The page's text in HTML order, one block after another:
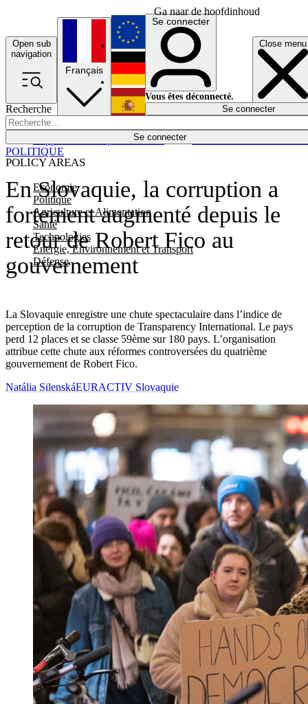
Ga naar de hoofdinhoud
Open sub
navigation
Close menu
Recherche
Se connecter
POLICY AREAS
Economie
Politique
Agriculture et Alimentation
Santé
Technologies
Energie, Environnement et Transport
Défense
Économie
Français
English
Deutsch
Español
Se connecter
Vous êtes déconnecté.
Se connecter
En Slovaquie, la corruption a
fortement augmenté depuis le
retour de Robert Fico au
gouvernement
La Slovaquie enregistre une chute spectaculaire dans l’indice de
perception de la corruption de Transparency International. Le pays
perd 12 places et se classe 59ème sur 180 pays. L’organisation
attribue cette chute aux réformes controversées du quatrième
gouvernement de Robert Fico.
POLITIQUE
Natália SilenskáEURACTIV Slovaquie